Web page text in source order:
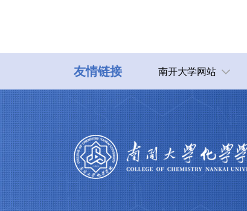
友情链接 南开大学网站